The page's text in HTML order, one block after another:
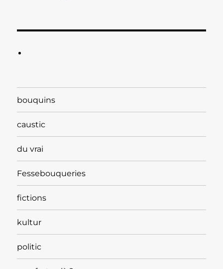
bouquins
caustic
du vrai
Fessebouqueries
fictions
kultur
politic